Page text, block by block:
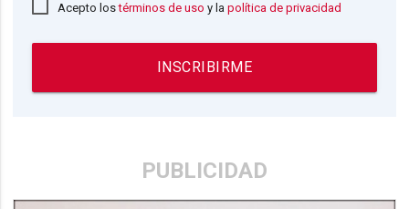
Acepto lostérminos de uso y lapolítica de privacidad
INSCRIBIRME
PUBLICIDAD